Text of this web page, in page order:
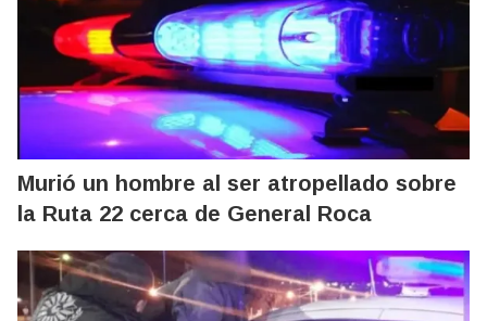
Murió un hombre al ser atropellado sobre
la Ruta 22 cerca de General Roca